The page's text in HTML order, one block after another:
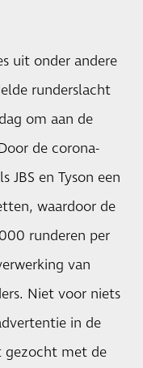
uit onder andere
runderslacht
om aan de
de corona-
JBS en Tyson een
waardoor de
runderen per
van
Niet voor niets
in de
met de